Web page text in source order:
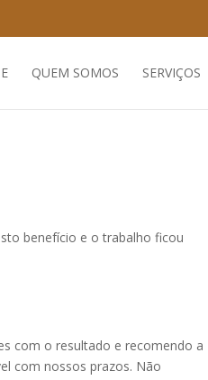
QUEM SOMOS SERVIÇOS
benefício e o trabalho ficou
com o resultado e recomendo a
com nossos prazos. Não